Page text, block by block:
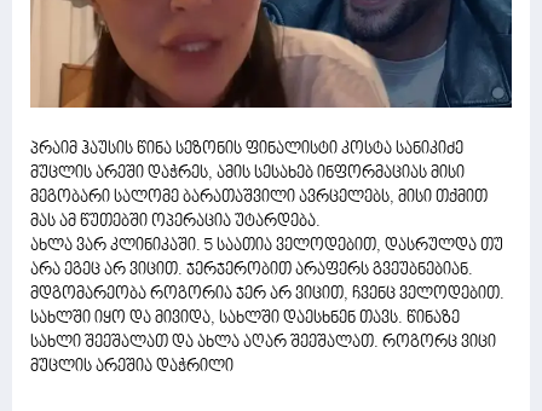
პრაიმ ჰაუსის წინა სეზონის ფინალისტი კოსტა სანიკიძე
მუცლის არეში დაჭრეს, ამის სესახებ ინფორმაციას მისი
მეგობარი სალომე ბარათაშვილი ავრცელებს, მისი თქმით
მას ამ წუთებში ოპერაცია უტარდება.
ახლა ვარ კლინიკაში. 5 საათია ველოდებით, დასრულდა თუ
არა ეგეც არ ვიცით. ჯერჯერობით არაფერს გვეუბნებიან.
მდგომარეობა როგორია ჯერ არ ვიცით, ჩვენც ველოდებით.
სახლში იყო და მივიდა, სახლში დაესხნენ თავს. წინაზე
სახლი შეეშალათ და ახლა აღარ შეეშალათ. როგორც ვიცი
მუცლის არეშია დაჭრილი